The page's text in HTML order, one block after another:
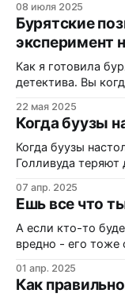
сочные буузы,
оболочкой теста,
еда — это портал
доступный в
08 июля 2025
Бурятские
эксперимент
Как я готовила
детектива. Вы когда-нибудь пробовали удивить мужа,
не налепить ли
пельмешки с
почти
22 мая 2025
Когда буузы
Когда буузы
07 апр. 2025
Ешь все что
А если кто-то
01 апр. 2025
Как